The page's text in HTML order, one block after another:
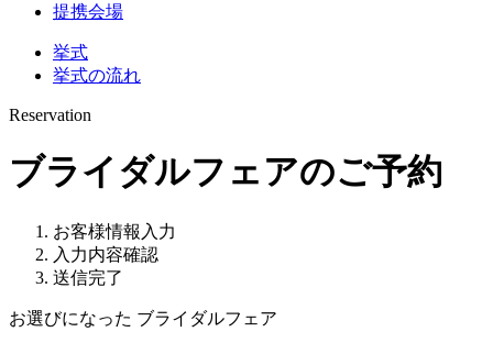
提携会場
挙式
挙式の流れ
Reservation
ブライダルフェアのご予約
お客様情報入力
入力内容確認
送信完了
お選びになった ブライダルフェア